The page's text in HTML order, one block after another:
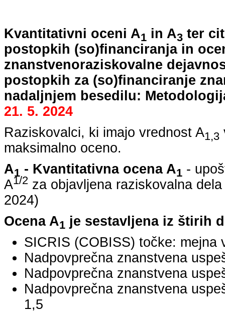
Kvantitativni oceni A1 in A3 ter
postopkih (so)financiranja in
znanstvenoraziskovalne
postopkih za (so)financiranje
nadaljnjem besedilu:
21. 5. 2024
Raziskovalci, ki imajo vrednost A1,3
maksimalno oceno.
A1 - Kvantitativna ocena A1 -
A1/2 za objavljena raziskovalna
2024)
Ocena A1 je sestavljena iz štirih
SICRIS (COBISS) točke: mejna
Nadpovprečna znanstvena
Nadpovprečna znanstvena
Nadpovprečna znanstvena
1,5